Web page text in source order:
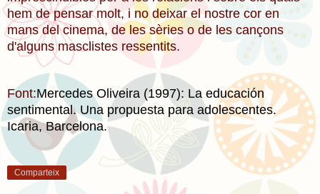
hem de pensar molt, i no deixar el nostre cor en
mans del cinema, de les sèries o de les cançons
d'alguns masclistes ressentits.
Font:Mercedes Oliveira (1997): La educación
sentimental. Una propuesta para adolescentes.
Icaria, Barcelona.
Comparteix